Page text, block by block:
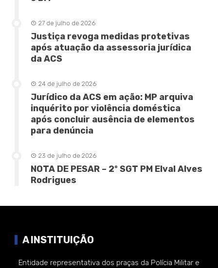
27 de julho de 2026
Justiça revoga medidas protetivas
após atuação da assessoria jurídica
da ACS
24 de julho de 2026
Jurídico da ACS em ação: MP arquiva
inquérito por violência doméstica
após concluir ausência de elementos
para denúncia
23 de julho de 2026
NOTA DE PESAR – 2º SGT PM Elval Alves
Rodrigues
A INSTITUIÇÃO
Entidade representativa dos praças da Polícia Militar e